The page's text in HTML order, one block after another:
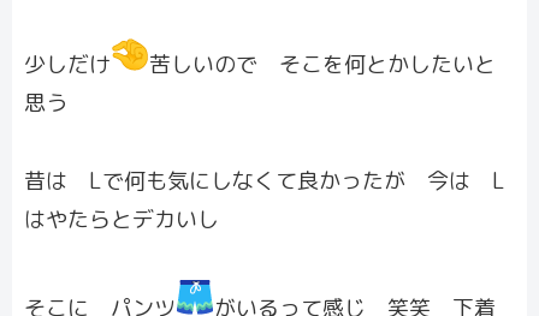
少しだけ
苦しいので そこを何とかしたいと
思う
昔は Lで何も気にしなくて良かったが 今は L
はやたらとデカいし
そこに パンツ
がいるって感じ 笑笑 下着